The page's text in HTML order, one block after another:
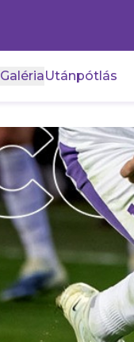
GalériaUtánpótlás